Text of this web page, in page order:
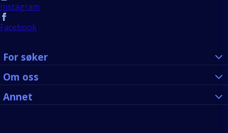
Instagram
Facebook
For søker
Om oss
Annet